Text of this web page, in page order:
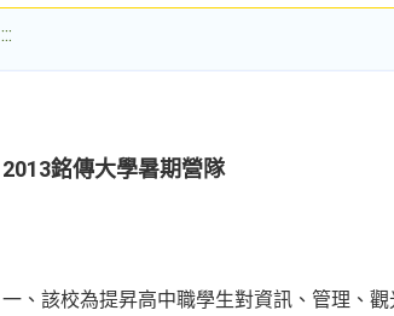
:::
2013銘傳大學暑期營隊
一、該校為提昇高中職學生對資訊、管理、